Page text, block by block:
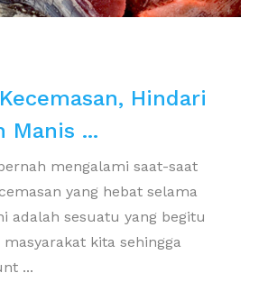
Hindari
Manis ...
mengalami saat-saat
yang hebat selama
adalah sesuatu yang begitu
kita sehingga
...